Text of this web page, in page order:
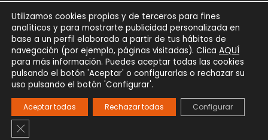
AVISO LEGAL POLÍTICA DE PRIVACIDAD POLÍTICA DE COOKIES
SÍGUENOS
AFIAL Asociación © 2026
Todos los derechos
reservados
Powered by
Trígono
Comunicación
Utilizamos cookies propias y de terceros para fines
analíticos y para mostrarte publicidad personalizada en
base a un perfil elaborado a partir de tus hábitos de
navegación (por ejemplo, páginas visitadas). Clica AQUÍ
para más información. Puedes aceptar todas las cookies
pulsando el botón 'Aceptar' o configurarlas o rechazar su
uso pulsando el botón 'Configurar'.
Aceptar todas Rechazar todas Configurar
Cerrar el banner de cookies RGPD